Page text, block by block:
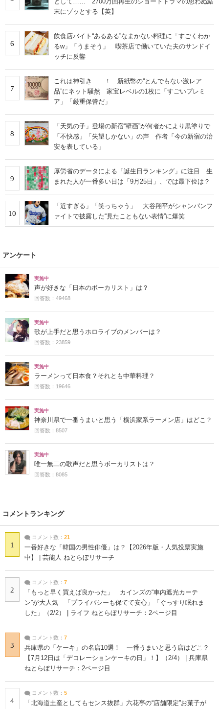
末にゾッとする【英】
6
飲食店バイト“あるある”なまかない料理に「すごくわか
るw」「うまそう」 喫茶店で働いていた夫のサンドイ
ッチに反響
7
これは神引き……！ 新紙幣の“とんでもない激レア
品”にネット騒然 家宝レベルの1枚に「すごいプレミ
ア」「厳重保管だ」
8
「天気の子」登場の新宿“壁画”が何者かにより黒塗りで
「不快感」「失望しかない」の声 作者「今の新宿の治
安を表している」
9
厚労省のデータによる「誕生日ランキング」に注目 生
まれた人が一番多い日は「9月25日」、では最下位は？
10
「近すぎる」「笑っちゃう」 大谷翔平がシャンパンフ
ァイトで披露した“見たこともない表情”に爆笑
アンケート
実施中
声が好きな「日本のボーカリスト」は？
回答数：49468
実施中
歌が上手だと思うホロライブのメンバーは？
回答数：23859
実施中
ラーメンって日本食？それとも中華料理？
回答数：19646
実施中
神奈川県で一番うまいと思う「横浜家系ラーメン店」はどこ？
回答数：8507
実施中
唯一無二の歌声だと思うボーカリストは？
回答数：8085
コメントランキング
1
コメント数： 21
一番好きな「韓国の男性俳優」は？【2026年版・人気投票実施
中】 | 芸能人 ねとらぼリサーチ
2
コメント数： 7
「もっと早く買えば良かった」 カインズの“車内遮光カーテ
ン”が大人気 「プライバシーも保てて安心」「ぐっすり眠れま
した」（2/2） | ライフ ねとらぼリサーチ：2ページ目
3
コメント数： 7
兵庫県の「ケーキ」の名店10選！ 一番うまいと思う店はどこ？
【7月12日は「デコレーションケーキの日」！】（2/4） | 兵庫県
ねとらぼリサーチ：2ページ目
4
コメント数： 5
「北海道土産としてもセンス抜群」六花亭の“店舗限定”お菓子が